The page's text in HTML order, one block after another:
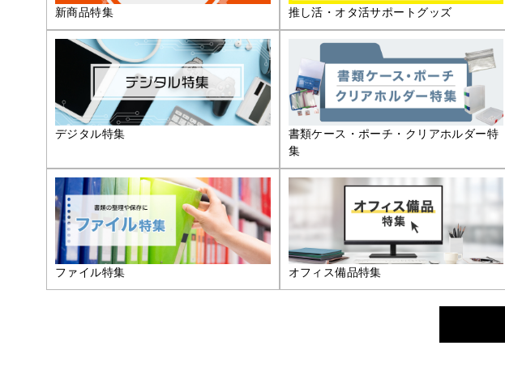
新商品特集 推し活・オタ活サポートグッズ
デジタル特集
書類ケース・ポーチ・クリアホルダー特
集
ファイル特集 オフィス備品特集